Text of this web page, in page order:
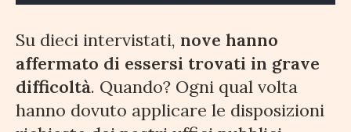
Su dieci intervistati, nove hanno
affermato di essersi trovati in grave
difficoltà. Quando? Ogni qual volta
hanno dovuto applicare le disposizioni